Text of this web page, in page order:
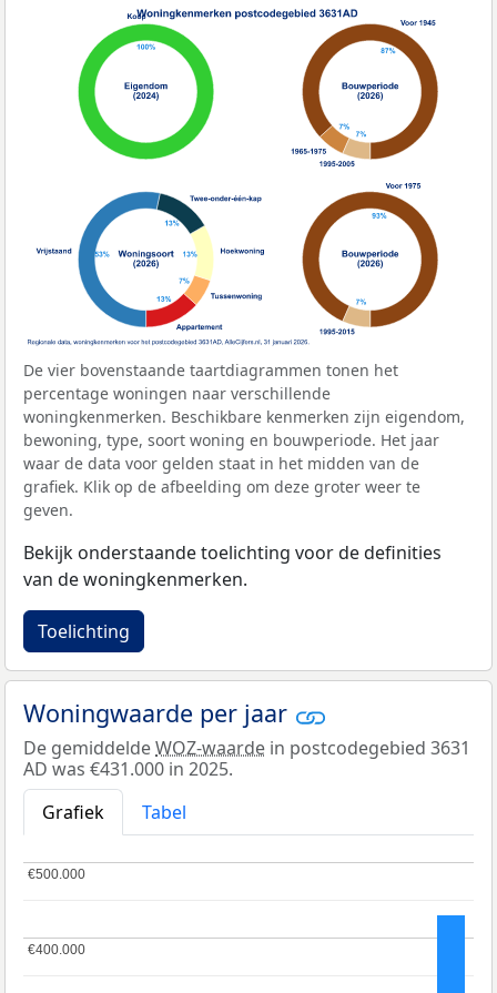
De vier bovenstaande taartdiagrammen tonen het
percentage woningen naar verschillende
woningkenmerken. Beschikbare kenmerken zijn eigendom,
bewoning, type, soort woning en bouwperiode. Het jaar
waar de data voor gelden staat in het midden van de
grafiek. Klik op de afbeelding om deze groter weer te
geven.
Bekijk onderstaande toelichting voor de definities
van de woningkenmerken.
Toelichting
Woningwaarde per jaar
De gemiddeldeWOZ-waarde in postcodegebied 3631
AD was €431.000 in 2025.
Grafiek
Tabel
€400.000
€400.000
€500.000
€500.000